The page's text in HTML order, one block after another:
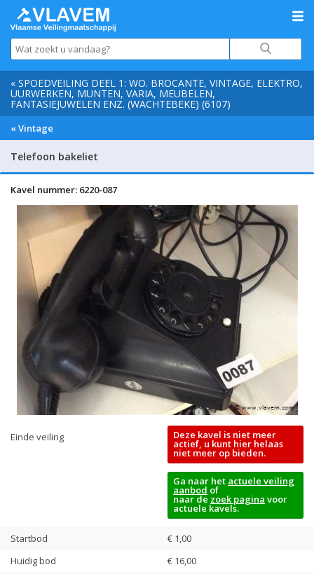
« SPOEDVEILING DEEL 1: WO. BROCANTE, VINTAGE, ELEKTRO,
UURWERKEN, MUNTEN, VARIA, MEUBELEN,
FANTASIEJUWELEN ENZ. (WACHTEBEKE) (6107)
« Vintage
Telefoon bakeliet
Kavel nummer: 6220-087
Einde veiling Deze kavel is niet meer
actief, u kunt hier helaas
niet meer op bieden.
Ga naar het actuele veiling
aanbod of
naar de zoek pagina voor
actuele kavels.
Startbod
€ 1,00
Huidig bod
€ 16,00